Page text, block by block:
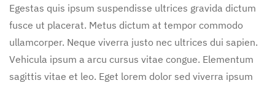
Egestas quis ipsum suspendisse ultrices gravida dictum
fusce ut placerat. Metus dictum at tempor commodo
ullamcorper. Neque viverra justo nec ultrices dui sapien.
Vehicula ipsum a arcu cursus vitae congue. Elementum
sagittis vitae et leo. Eget lorem dolor sed viverra ipsum